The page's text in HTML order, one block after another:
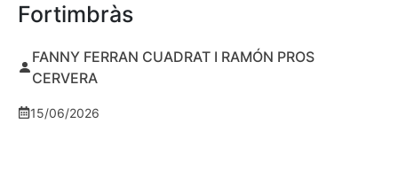
Fortimbràs
FANNY FERRAN CUADRAT I RAMÓN PROS
CERVERA
15/06/2026